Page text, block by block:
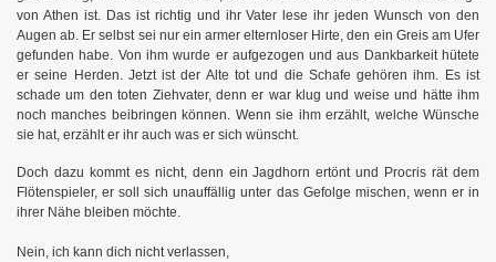
von Athen ist. Das ist richtig und ihr Vater lese ihr jeden Wunsch von den
Augen ab. Er selbst sei nur ein armer elternloser Hirte, den ein Greis am Ufer
gefunden habe. Von ihm wurde er aufgezogen und aus Dankbarkeit hütete
er seine Herden. Jetzt ist der Alte tot und die Schafe gehören ihm. Es ist
schade um den toten Ziehvater, denn er war klug und weise und hätte ihm
noch manches beibringen können. Wenn sie ihm erzählt, welche Wünsche
sie hat, erzählt er ihr auch was er sich wünscht.
Doch dazu kommt es nicht, denn ein Jagdhorn ertönt und Procris rät dem
Flötenspieler, er soll sich unauffällig unter das Gefolge mischen, wenn er in
ihrer Nähe bleiben möchte.
Nein, ich kann dich nicht verlassen,